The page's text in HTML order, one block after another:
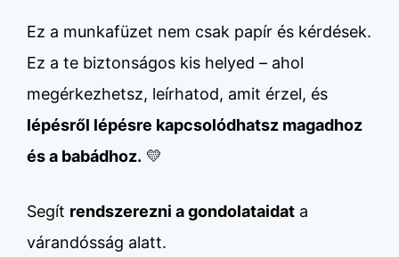
Ez a munkafüzet nem csak papír és kérdések.
Ez a te biztonságos kis helyed – ahol
megérkezhetsz, leírhatod, amit érzel, és
lépésről lépésre kapcsolódhatsz magadhoz
és a babádhoz. 💛
Segít rendszerezni a gondolataidat a
várandósság alatt.